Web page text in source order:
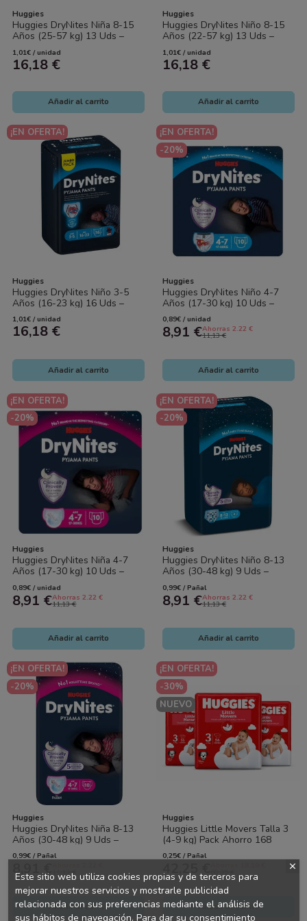
Huggies
Huggies DryNites Niña 8-15
Años (25-57 kg) 13 Uds –
Protección Nocturna Discreta
y...
1,01€ / unidad
16,18 €
Añadir al carrito
Huggies
Huggies DryNites Niño 8-15
Años (22-57 kg) 13 Uds –
Protección Nocturna Discreta
y Segura
1,01€ / unidad
16,18 €
Añadir al carrito
¡EN OFERTA!
Huggies
Huggies DryNites Niño 3-5
Años (16-23 kg) 16 Uds –
Protección Nocturna y Máxima
Discreción
1,01€ / unidad
16,18 €
Añadir al carrito
¡EN OFERTA!
-20%
Huggies
Huggies DryNites Niño 4-7
Años (17-30 kg) 10 Uds –
Protección Nocturna Discreta
y Cómoda
0,89€ / unidad
8,91 €Ahorras 2.22 €
11,13 €
Añadir al carrito
¡EN OFERTA!
-20%
Huggies
Huggies DryNites Niña 4-7
Años (17-30 kg) 10 Uds –
Protección Nocturna Discreta
y Cómoda
0,89€ / unidad
8,91 €Ahorras 2.22 €
11,13 €
Añadir al carrito
¡EN OFERTA!
-20%
Huggies
Huggies DryNites Niño 8-13
Años (30-48 kg) 9 Uds –
Protección Nocturna Discreta
y Cómoda
0,99€ / Pañal
8,91 €Ahorras 2.22 €
11,13 €
Añadir al carrito
¡EN OFERTA!
-20%
Huggies
Huggies DryNites Niña 8-13
Años (30-48 kg) 9 Uds –
Protección Nocturna Discreta
y Cómoda
0,99€ / Pañal
8,91 € 11,13 €
Añadir al carrito
¡EN OFERTA!
-30%
NUEVO
Huggies
Huggies Little Movers Talla 3
(4-9 kg) Pack Ahorro 168
Pañales (3x56) – Libertad de...
0,25€ / Pañal
42,25 €
Añadir al carrito
Este sitio web utiliza cookies propias y de terceros para
mejorar nuestros servicios y mostrarle publicidad
relacionada con sus preferencias mediante el análisis de
sus hábitos de navegación. Para dar su consentimiento